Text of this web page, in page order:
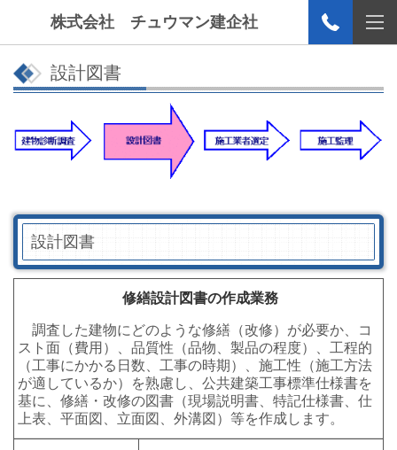
株式会社 チュウマン建企社
設計図書
設計図書
修繕設計図書の作成業務
調査した建物にどのような修繕（改修）が必要か、コ
スト面（費用）、品質性（品物、製品の程度）、工程的
（工事にかかる日数、工事の時期）、施工性（施工方法
が適しているか）を熟慮し、公共建築工事標準仕様書を
基に、修繕・改修の図書（現場説明書、特記仕様書、仕
上表、平面図、立面図、外溝図）等を作成します。